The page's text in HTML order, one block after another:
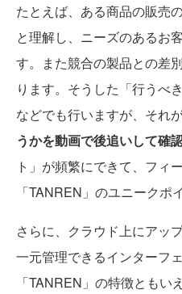
たとえば、ある商品の販売
と理解し、ニーズのあるお
す。また競合の製品との差
ります。そうした「行うべ
などでも行いますが、それ
うかを動画で後追いして確
ト」が頻繁にできて、フィ
「TANREN」のユニークポ
さらに、クラウド上にアッ
一元管理できるインターフ
「TANREN」の特徴ともい